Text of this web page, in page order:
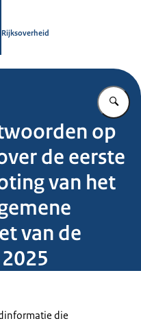
Rijksoverheid
op
de eerste
van het
van de
die